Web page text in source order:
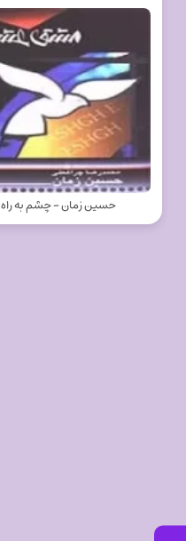
حسین زمان - چشم به راه